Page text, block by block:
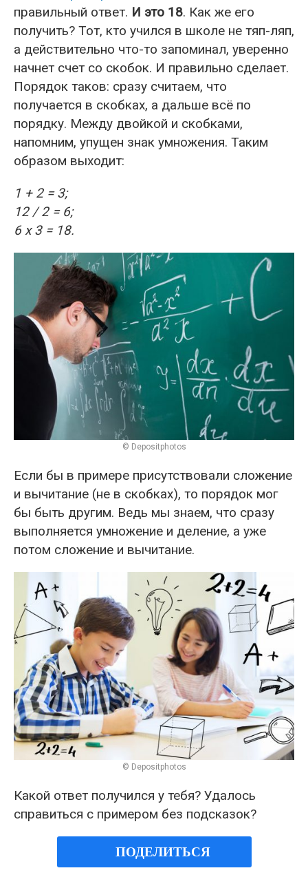
правильный ответ. И это 18. Как же его
получить? Тот, кто учился в школе не тяп-ляп,
а действительно что-то запоминал, уверенно
начнет счет со скобок. И правильно сделает.
Порядок таков: сразу считаем, что
получается в скобках, а дальше всё по
порядку. Между двойкой и скобками,
напомним, упущен знак умножения. Таким
образом выходит:
1 + 2 = 3;
12 / 2 = 6;
6 х 3 = 18.
© Depositphotos
Если бы в примере присутствовали сложение
и вычитание (не в скобках), то порядок мог
бы быть другим. Ведь мы знаем, что сразу
выполняется умножение и деление, а уже
потом сложение и вычитание.
© Depositphotos
Какой ответ получился у тебя? Удалось
справиться с примером без подсказок?
ПОДЕЛИТЬСЯ